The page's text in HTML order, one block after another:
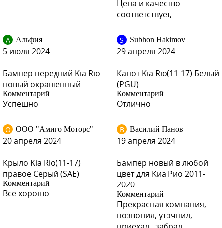
Цена и качество
соответствует,
А Альфия
5 июля 2024
Бампер передний Kia Rio
новый окрашенный
Комментарий
Успешно
S Subhon Hakimov
29 апреля 2024
Капот Kia Rio(11-17) Белый
(PGU)
Комментарий
Отлично
О ООО "Амиго Моторс"
20 апреля 2024
Крыло Kia Rio(11-17)
правое Серый (SAE)
Комментарий
Все хорошо
В Василий Панов
19 апреля 2024
Бампер новый в любой
цвет для Киа Рио 2011-
2020
Комментарий
Прекрасная компания,
позвонил, уточнил,